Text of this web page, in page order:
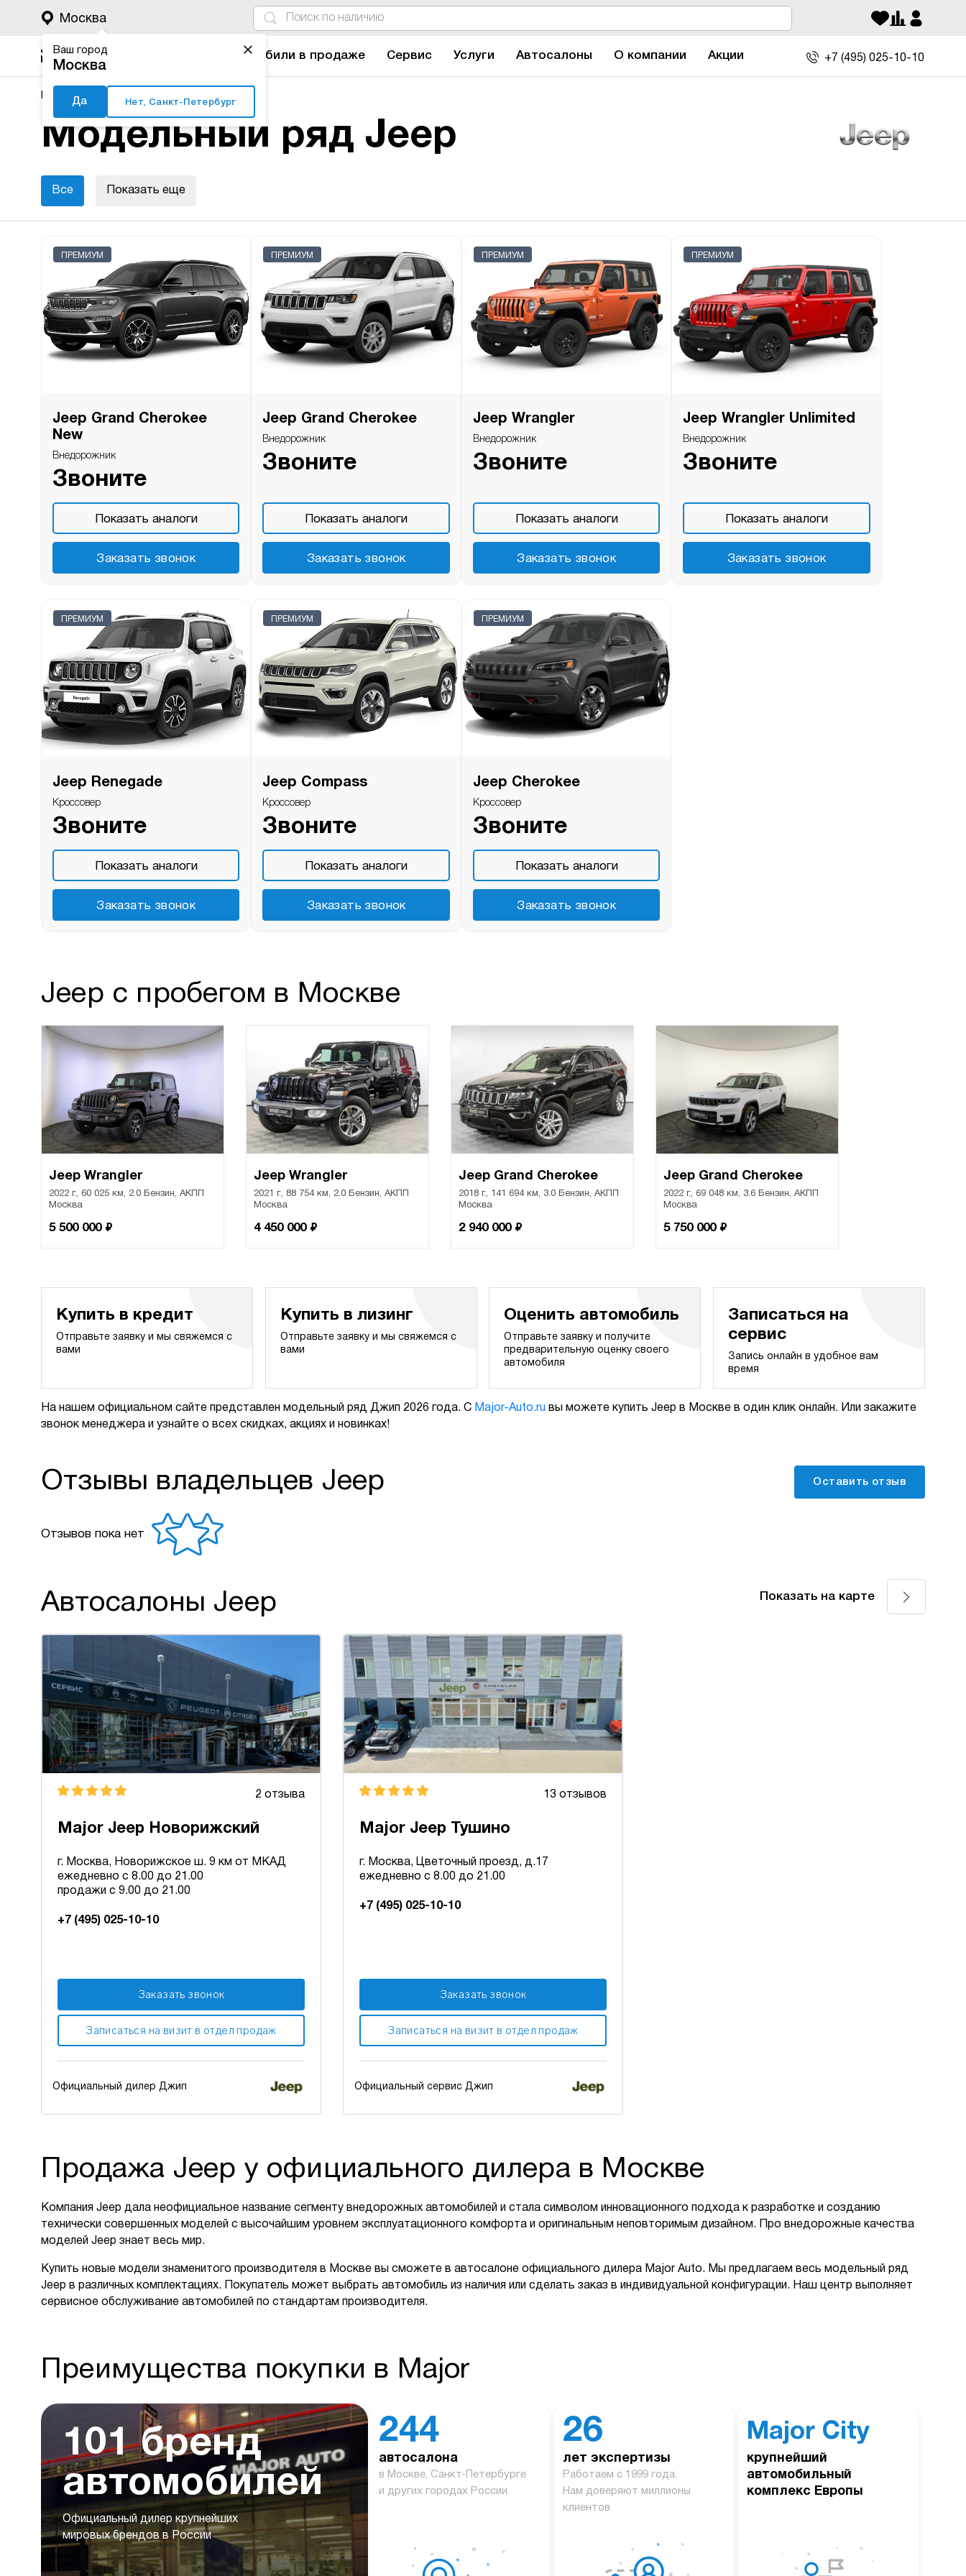
Москва
Ваш город
Москва
Да Нет, Санкт-Петербург
Автомобили в продаже Сервис Услуги Автосалоны О компании Акции +7 (495) 025-10-10
Major Auto
Модельный ряд Jeep
Все Показать еще
ПРЕМИУМ
Jeep Grand Cherokee
New
Внедорожник
Звоните
Показать аналоги
Заказать звонок
ПРЕМИУМ
Jeep Grand Cherokee
Внедорожник
Звоните
Показать аналоги
Заказать звонок
ПРЕМИУМ
Jeep Wrangler
Внедорожник
Звоните
Показать аналоги
Заказать звонок
ПРЕМИУМ
Jeep Wrangler Unlimited
Внедорожник
Звоните
Показать аналоги
Заказать звонок
ПРЕМИУМ
Jeep Renegade
Кроссовер
Звоните
Показать аналоги
Заказать звонок
ПРЕМИУМ
Jeep Compass
Кроссовер
Звоните
Показать аналоги
Заказать звонок
ПРЕМИУМ
Jeep Cherokee
Кроссовер
Звоните
Показать аналоги
Заказать звонок
Jeep с пробегом в Москве
Jeep Wrangler
2022 г., 60 025 км, 2.0 Бензин, АКПП
Москва
5 500 000 ₽
Jeep Wrangler
2021 г., 88 754 км, 2.0 Бензин, АКПП
Москва
4 450 000 ₽
Jeep Grand Cherokee
2018 г., 141 694 км, 3.0 Бензин, АКПП
Москва
2 940 000 ₽
Jeep Grand Cherokee
2022 г., 69 048 км, 3.6 Бензин, АКПП
Москва
5 750 000 ₽
Купить в кредит
Отправьте заявку и мы свяжемся с
вами
Купить в лизинг
Отправьте заявку и мы свяжемся с
вами
Оценить автомобиль
Отправьте заявку и получите
предварительную оценку своего
автомобиля
Записаться на
сервис
Запись онлайн в удобное вам
время
На нашем официальном сайте представлен модельный ряд Джип 2026 года. С Major-Auto.ru вы можете купить Jeep в Москве в один клик онлайн. Или закажите
звонок менеджера и узнайте о всех скидках, акциях и новинках!
Отзывы владельцев Jeep Оставить отзыв
Отзывов пока нет
Показать на карте
Автосалоны Jeep
2 отзыва
Major Jeep Новорижский
г. Москва, Новорижское ш. 9 км от МКАД
ежедневно с 8.00 до 21.00
продажи с 9.00 до 21.00
+7 (495) 025-10-10
Заказать звонок
Записаться на визит в отдел продаж
Официальный дилер Джип
13 отзывов
Major Jeep Тушино
г. Москва, Цветочный проезд, д.17
ежедневно с 8.00 до 21.00
+7 (495) 025-10-10
Заказать звонок
Записаться на визит в отдел продаж
Официальный сервис Джип
Продажа Jeep у официального дилера в Москве
Компания Jeep дала неофициальное название сегменту внедорожных автомобилей и стала символом инновационного подхода к разработке и созданию
технически совершенных моделей с высочайшим уровнем эксплуатационного комфорта и оригинальным неповторимым дизайном. Про внедорожные качества
моделей Jeep знает весь мир.
Купить новые модели знаменитого производителя в Москве вы сможете в автосалоне официального дилера Major Auto. Мы предлагаем весь модельный ряд
Jeep в различных комплектациях. Покупатель может выбрать автомобиль из наличия или сделать заказ в индивидуальной конфигурации. Наш центр выполняет
сервисное обслуживание автомобилей по стандартам производителя.
Преимущества покупки в Major
101 бренд
автомобилей
Официальный дилер крупнейших
мировых брендов в России
244
автосалона
в Москве, Санкт-Петербурге
и других городах России
26
лет экспертизы
Работаем с 1999 года.
Нам доверяют миллионы
клиентов
Major City
крупнейший
автомобильный
комплекс Европы